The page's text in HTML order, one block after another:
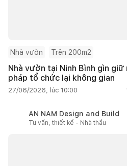
Nhà vườn Trên 200m2
Nhà vườn tại Ninh Bình gìn
pháp tổ chức lại không gian
27/06/2026, lúc 10:00
AN NAM Design and Build
Tư vấn, thiết kế - Nhà thầu